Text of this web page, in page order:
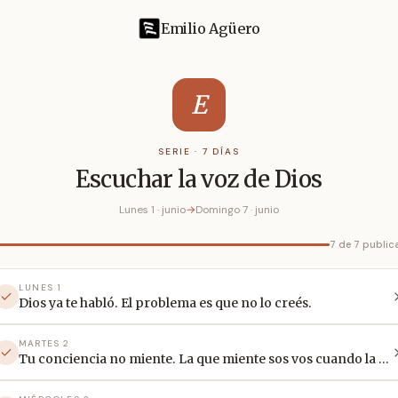
Emilio Agüero
E
SERIE · 7 DÍAS
Escuchar la voz de Dios
Lunes 1 · junio→Domingo 7 · junio
7 de 7
LUNES 1
Dios ya te habló. El problema es que no lo creés.
MARTES 2
Tu conciencia no miente. La que miente sos vos cuando la ignorás.